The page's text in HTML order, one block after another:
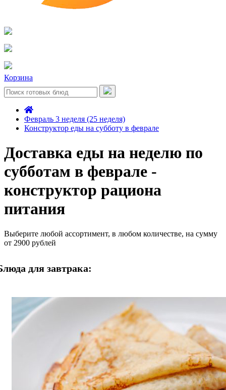
Корзина
Февраль 3 неделя (25 неделя)
Конструктор еды на субботу в феврале
Доставка еды на неделю по
субботам в феврале -
конструктор рациона
питания
Выберите любой ассортимент, в любом количестве, на сумму
от 2900 рублей
для завтрака: